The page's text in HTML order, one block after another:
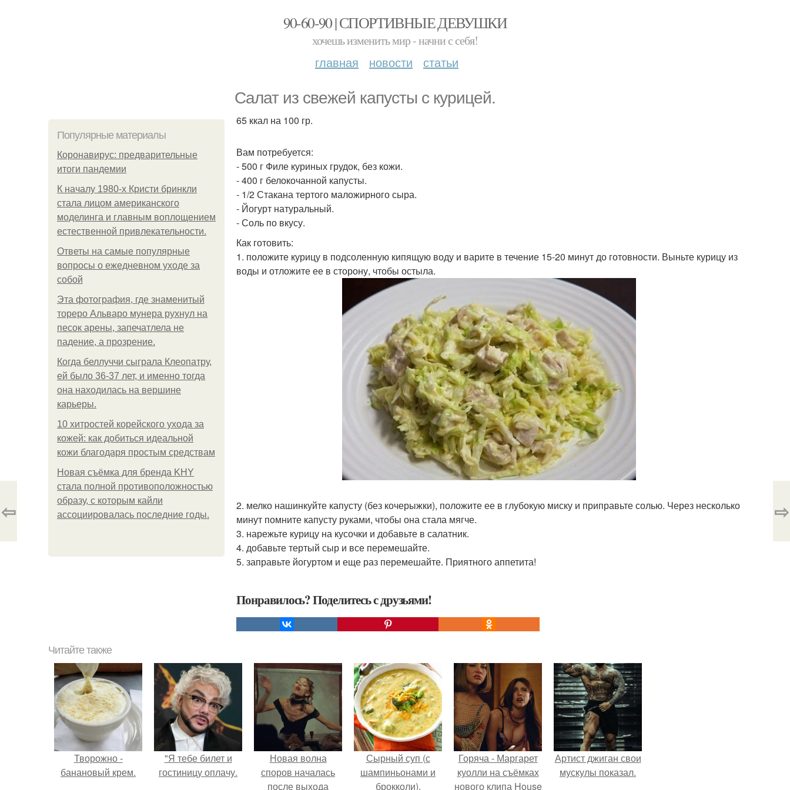
90-60-90 | СПОРТИВНЫЕ ДЕВУШКИ
хочешь изменить мир - начни с себя!
главная новости статьи
Салат из свежей капусты с курицей.
Популярные материалы
Коронавирус: предварительные
итоги пандемии
К началу 1980-х Кристи бринкли
стала лицом американского
моделинга и главным воплощением
естественной привлекательности.
Ответы на самые популярные
вопросы о ежедневном уходе за
собой
Эта фотография, где знаменитый
тореро Альваро мунера рухнул на
песок арены, запечатлела не
падение, а прозрение.
Когда беллуччи сыграла Клеопатру,
ей было 36-37 лет, и именно тогда
она находилась на вершине
карьеры.
10 хитростей корейского ухода за
кожей: как добиться идеальной
кожи благодаря простым средствам
Новая съёмка для бренда KHY
стала полной противоположностью
образу, с которым кайли
ассоциировалась последние годы.
65 ккал на 100 гр.
Вам потребуется:
- 500 г Филе куриных грудок, без кожи.
- 400 г белокочанной капусты.
- 1/2 Стакана тертого маложирного сыра.
- Йогурт натуральный.
- Соль по вкусу.
Как готовить:
1. положите курицу в подсоленную кипящую воду и варите в течение 15-20 минут до готовности. Выньте курицу из
воды и отложите ее в сторону, чтобы остыла.
2. мелко нашинкуйте капусту (без кочерыжки), положите ее в глубокую миску и приправьте солью. Через несколько
минут помните капусту руками, чтобы она стала мягче.
3. нарежьте курицу на кусочки и добавьте в салатник.
4. добавьте тертый сыр и все перемешайте.
5. заправьте йогуртом и еще раз перемешайте. Приятного аппетита!
Понравилось? Поделитесь с друзьями!
⇦ ⇨
Читайте также
Творожно -
банановый крем.
"Я тебе билет и
гостиницу оплачу.
Новая волна
споров началась
после выхода
Сырный суп (с
шампиньонами и
брокколи).
Горяча - Маргарет
куолли на съёмках
нового клипа House
Артист джиган свои
мускулы показал.